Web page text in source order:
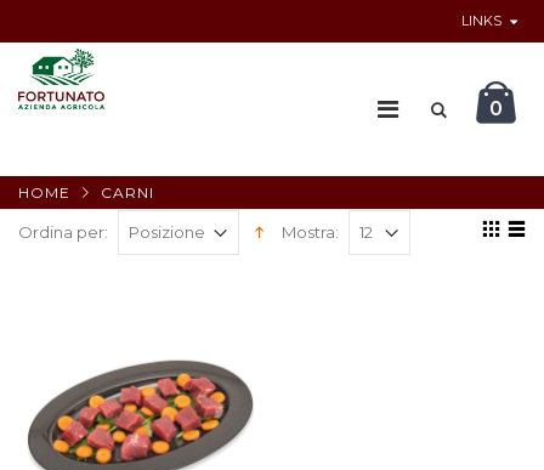
LINKS
0
HOME CARNI
Ordina per: Mostra: